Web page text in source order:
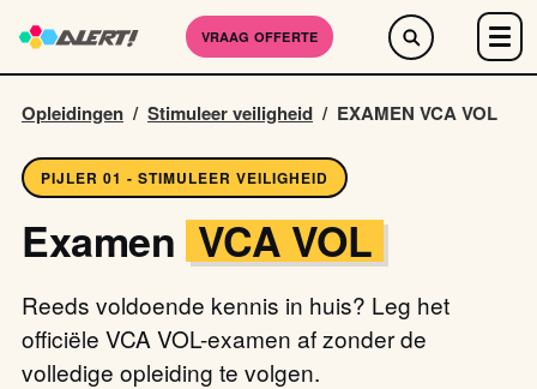
VRAAG OFFERTE
Opleidingen / Stimuleer veiligheid / EXAMEN VCA VOL
PIJLER 01 - STIMULEER VEILIGHEID
Examen VCA VOL
Reeds voldoende kennis in huis? Leg het
officiële VCA VOL-examen af zonder de
volledige opleiding te volgen.